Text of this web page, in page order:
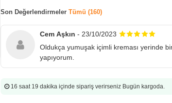
Son Değerlendirmeler Tümü (160)
Cem Aşkın - 23/10/2023
Oldukça yumuşak içimli kreması yerinde
yapıyorum.
16 saat 19 dakika içinde sipariş verirseniz Bugün kargoda.